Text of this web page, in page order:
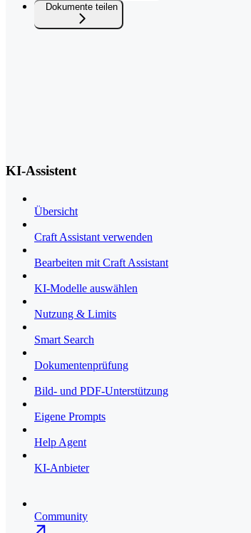
Dokumente teilen
KI-Assistent
Übersicht
Craft Assistant verwenden
Bearbeiten mit Craft Assistant
KI-Modelle auswählen
Nutzung & Limits
Smart Search
Dokumentenprüfung
Bild- und PDF-Unterstützung
Eigene Prompts
Help Agent
KI-Anbieter
Community